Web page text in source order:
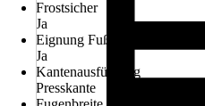
Frostsicher
Ja
Eignung Fußbodenheizung
Ja
Kantenausführung
Presskante